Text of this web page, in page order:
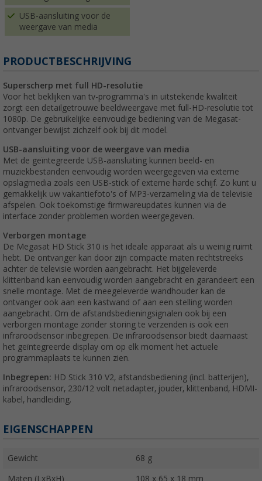
USB-aansluiting voor de
weergave van media
PRODUCTBESCHRIJVING
Superscherp met full HD-resolutie
Voor het beklijken van tv-programma's in uitstekende kwaliteit
zorgt een detailgetrouwe beeldweergave met full-HD-resolutie tot
1080p. De gebruikelijke eenvoudige bediening van de Megasat-
ontvanger bewijst zichzelf ook bij dit model.
USB-aansluiting voor de weergave van media
Met de geïntegreerde USB-aansluiting kunnen beeld- en
muziekbestanden eenvoudig worden weergegeven via externe
opslagmedia zoals een USB-stick of externe harde schijf. Zo kunt u
gemakkelijk uw vakantiefoto's of MP3-verzameling via de televisie
afspelen. Ook toekomstige firmwareupdates kunnen via de
interface zonder problemen worden weergegeven.
Verborgen montage
De Megasat HD Stick 310 is het ideale apparaat als u weinig ruimt
hebt. De ontvanger kan door zijn compacte maten rechtstreeks
achter de televisie worden aangebracht. Het bijgeleverde
klittenband kan eenvoudig worden aangebracht en garandeert een
snelle montage. Met de meegeleverde wandhouder kan de
ontvanger ook aan een kastwand of aan een stelling worden
aangebracht. Om de afstandsbedieningsignalen ook bij een
verborgen montage zonder storing te verzenden is ook een
infraroodsensor inbegrepen. De infraroodsensor biedt daarnaast
het geïntegreerde display om op elk moment het actuele
programmaplaats te kunnen zien.
Inbegrepen: HD Stick 310 V2, afstandsbediening (incl. batterijen),
infraroodsensor, 230/12 volt netadapter, jouder, klittenband, HDMI-
kabel, handleiding.
EIGENSCHAPPEN
Gewicht 68 g
Maten (LxBxH) 108 x 65 x 18 mm